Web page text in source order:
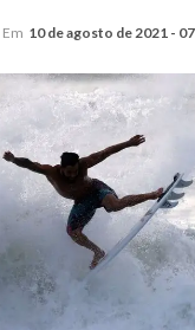
Em 10 de agosto de 2021 -